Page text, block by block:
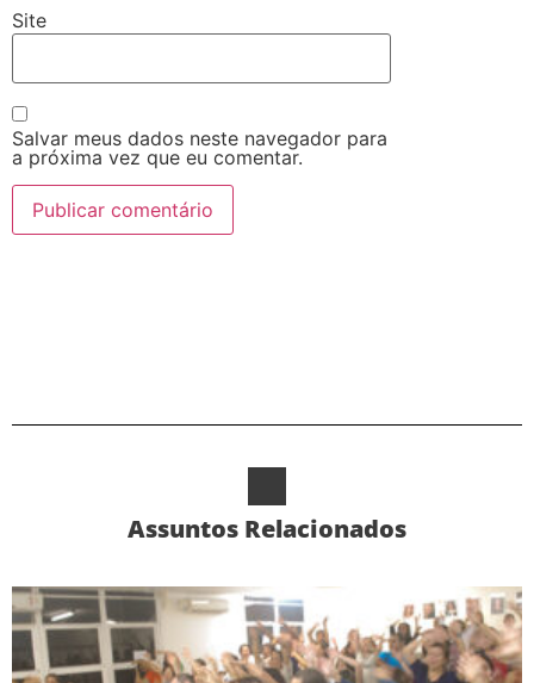
Site
Salvar meus dados neste navegador para
a próxima vez que eu comentar.
Assuntos Relacionados